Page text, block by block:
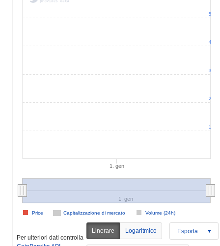
1. gen
Capitalizzazione di mercato Volume (24h)
Price
1. gen
1
2
3
4
5
Per ulteriori dati controlla
Linerare Logaritmico Esporta